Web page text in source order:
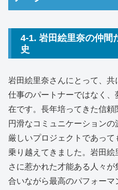
4-1. 岩田絵里奈の仲間
史
岩田絵里奈さんにとって、
仕事のパートナーではなく
在です。長年培ってきた信
円滑なコミュニケーション
厳しいプロジェクトであっ
乗り越えてきました。岩田
さに惹かれた才能ある人々
合いながら最高のパフォー